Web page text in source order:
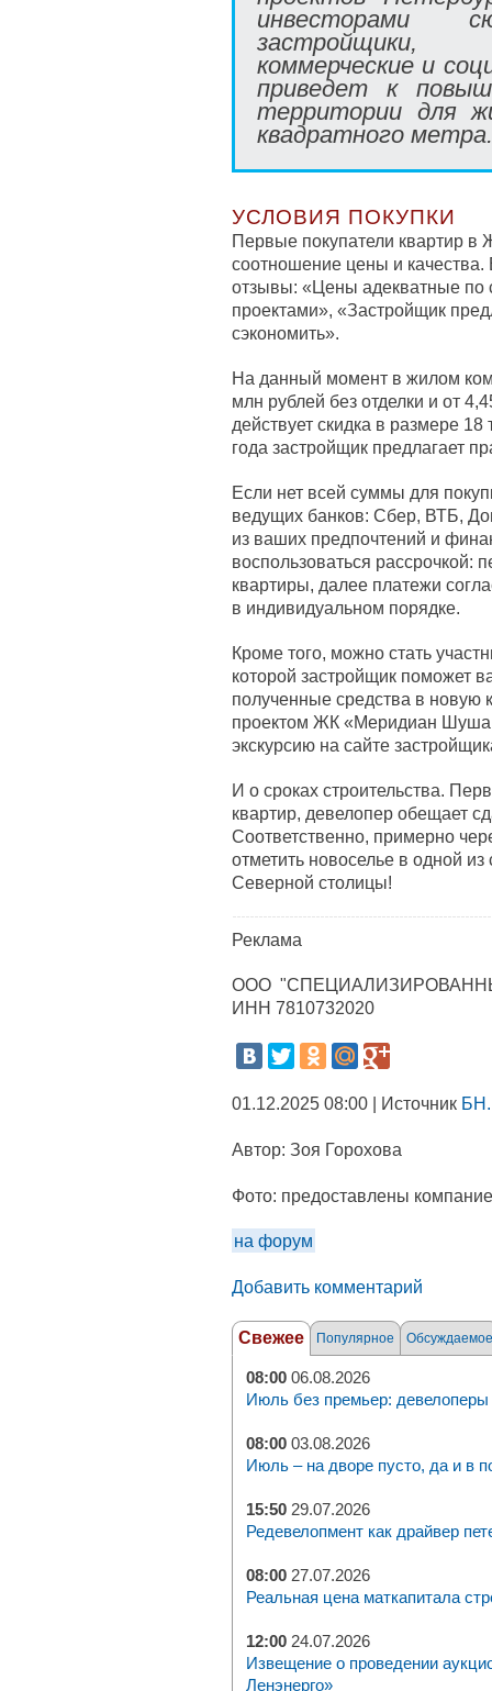
инвесторами
застройщики,
коммерческие и
приведет к
территории для
квадратного метра.
УСЛОВИЯ ПОКУПКИ
Первые покупатели квартир
соотношение цены и
отзывы: «Цены адекватные по
проектами», «Застройщик
сэкономить».
На данный момент в жилом
млн рублей без отделки и от
действует скидка в размере
года застройщик предлагает
Если нет всей суммы для
ведущих банков: Сбер, ВТБ,
из ваших предпочтений и
воспользоваться рассрочкой:
квартиры, далее платежи
в индивидуальном порядке.
Кроме того, можно стать
которой застройщик поможет
полученные средства в новую
проектом ЖК «Меридиан
экскурсию на сайте
И о сроках строительства.
квартир, девелопер обещает
Соответственно, примерно
отметить новоселье в одной
Северной столицы!
Реклама
ООО
ИНН 7810732020
01.12.2025 08:00 | Источник
Автор: Зоя Горохова
Фото: предоставлены
на форум
Добавить комментарий
Свежее Популярное Обсуждаемое
08:00 06.08.2026
Июль без премьер: девелоперы
08:00 03.08.2026
Июль – на дворе пусто, да и в
15:50 29.07.2026
Редевелопмент как драйвер
08:00 27.07.2026
Реальная цена маткапитала
12:00 24.07.2026
Извещение о проведении
Ленэнерго»